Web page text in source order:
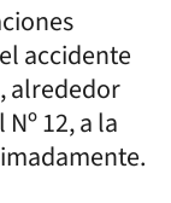
accidente
alrededor
12, a la